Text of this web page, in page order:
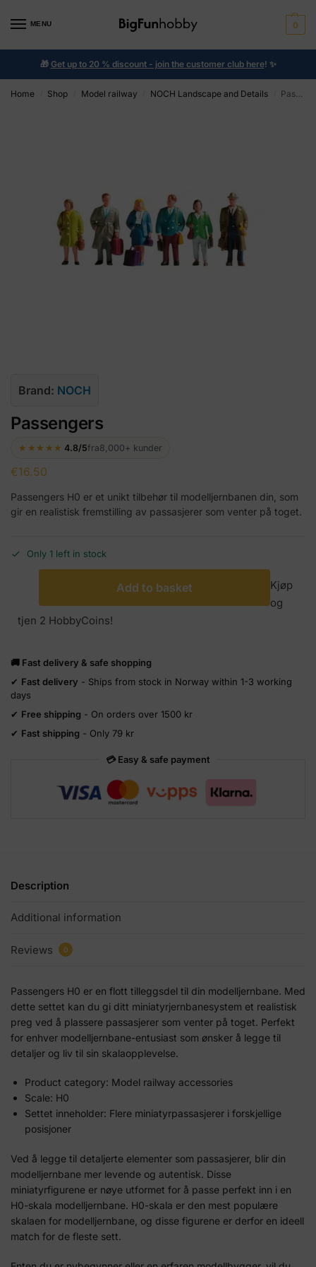
MENU 0
🎁 Get up to 20 % discount - join the customer club here! ✨
Home Shop Model railway NOCH Landscape and Details Passengers
Brand: NOCH
Passengers
★★★★★ 4.8/5fra8,000+ kunder
€16.50
Passengers H0 er et unikt tilbehør til modelljernbanen din, som
gir en realistisk fremstilling av passasjerer som venter på toget.
Only 1 left in stock
Add to basket
Kjøp
og
tjen 2 HobbyCoins!
🚚 Fast delivery & safe shopping
✔ Fast delivery - Ships from stock in Norway within 1-3 working
days
✔ Free shipping - On orders over 1500 kr
✔ Fast shipping - Only 79 kr
💳 Easy & safe payment
Description
Additional information
Reviews 0
Passengers H0 er en flott tilleggsdel til din modelljernbane. Med
dette settet kan du gi ditt miniatyrjernbanesystem et realistisk
preg ved å plassere passasjerer som venter på toget. Perfekt
for enhver modelljernbane-entusiast som ønsker å legge til
detaljer og liv til sin skalaopplevelse.
Product category: Model railway accessories
Scale: H0
Settet inneholder: Flere miniatyrpassasjerer i forskjellige
posisjoner
Ved å legge til detaljerte elementer som passasjerer, blir din
modelljernbane mer levende og autentisk. Disse
miniatyrfigurene er nøye utformet for å passe perfekt inn i en
H0-skala modelljernbane. H0-skala er den mest populære
skalaen for modelljernbane, og disse figurene er derfor en ideell
match for de fleste sett.